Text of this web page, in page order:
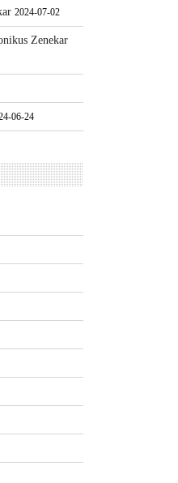
2024-07-02
Zenekar
06-24